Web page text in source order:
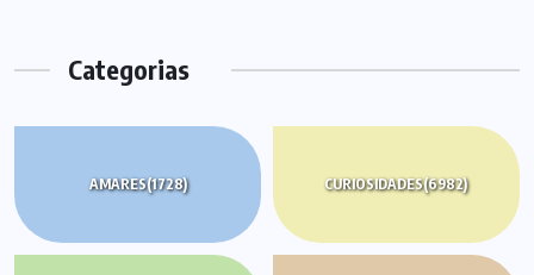
Categorias
AMARES(1728) CURIOSIDADES(6982)